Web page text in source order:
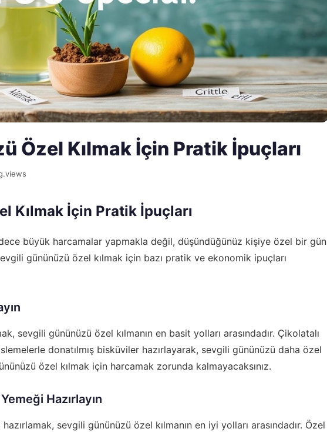
Özel Kılmak İçin Pratik İpuçları
Kılmak İçin Pratik İpuçları
büyük harcamalar yapmakla değil, düşündüğünüz kişiye özel bir gün
gününüzü özel kılmak için bazı pratik ve ekonomik ipuçları
sevgili gününüzü özel kılmanın en basit yolları arasındadır. Çikolatalı
donatılmış bisküviler hazırlayarak, sevgili gününüzü daha özel
özel kılmak için harcamak zorunda kalmayacaksınız.
Hazırlayın
sevgili gününüzü özel kılmanın en iyi yolları arasındadır. Özel